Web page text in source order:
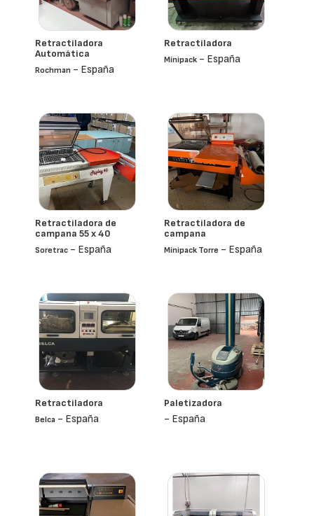
Retractiladora
Automática
Rochman - España
Retractiladora
Minipack - España
Retractiladora de
campana 55 x 40
Soretrac - España
Retractiladora de
campana
Minipack Torre - España
Retractiladora
Belca - España
Paletizadora
- España